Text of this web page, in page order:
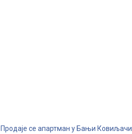
Продаје се апартман у Бањи Ковиљачи